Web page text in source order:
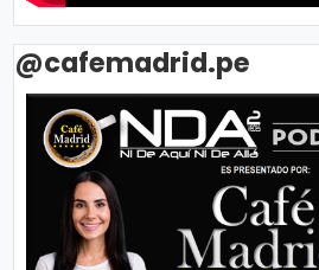
@cafemadrid.pe